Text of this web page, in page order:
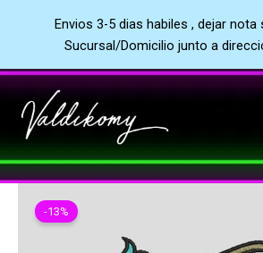
Envios 3-5 dias habiles , dejar nota
Sucursal/Domicilio junto a
al
contenido
-13%